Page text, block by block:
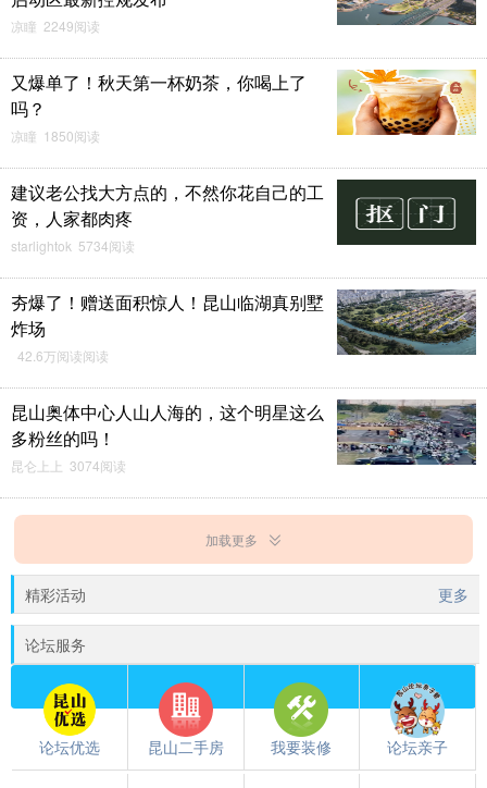
凉瞳 2249阅读
又爆单了！秋天第一杯奶茶，你喝上了
吗？
凉瞳 1850阅读
建议老公找大方点的，不然你花自己的工
资，人家都肉疼
starlightok 5734阅读
夯爆了！赠送面积惊人！昆山临湖真别墅
炸场
42.6万阅读阅读
昆山奥体中心人山人海的，这个明星这么
多粉丝的吗！
昆仑上上 3074阅读
加载更多
精彩活动 更多
论坛服务
论坛优选 昆山二手房 我要装修 论坛亲子